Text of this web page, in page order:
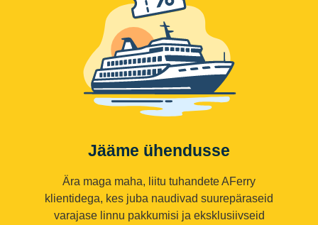
Jääme ühendusse
Ära maga maha, liitu tuhandete AFerry
klientidega, kes juba naudivad suurepäraseid
varajase linnu pakkumisi ja eksklusiivseid